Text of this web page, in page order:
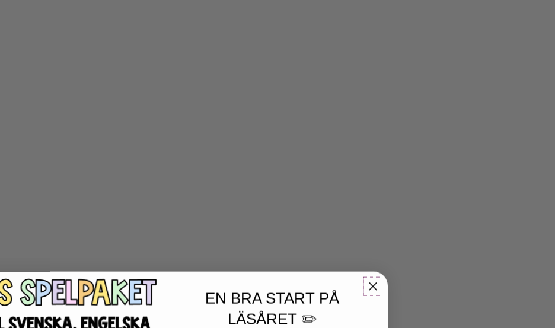
EN BRA START PÅ
LÄSÅRET ✏️